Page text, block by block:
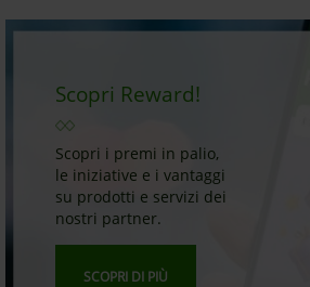
Scopri Reward!
Scopri i premi in palio,
le iniziative e i vantaggi
su prodotti e servizi dei
nostri partner.
SCOPRI DI PIÙ